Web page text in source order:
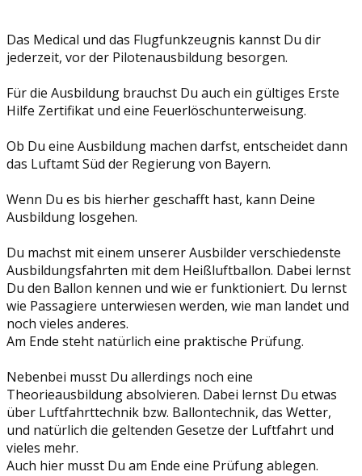
Das Medical und das Flugfunkzeugnis kannst Du dir
jederzeit, vor der Pilotenausbildung besorgen.
Für die Ausbildung brauchst Du auch ein gültiges Erste
Hilfe Zertifikat und eine Feuerlöschunterweisung.
Ob Du eine Ausbildung machen darfst, entscheidet dann
das Luftamt Süd der Regierung von Bayern.
Wenn Du es bis hierher geschafft hast, kann Deine
Ausbildung losgehen.
Du machst mit einem unserer Ausbilder verschiedenste
Ausbildungsfahrten mit dem Heißluftballon. Dabei lernst
Du den Ballon kennen und wie er funktioniert. Du lernst
wie Passagiere unterwiesen werden, wie man landet und
noch vieles anderes.
Am Ende steht natürlich eine praktische Prüfung.
Nebenbei musst Du allerdings noch eine
Theorieausbildung absolvieren. Dabei lernst Du etwas
über Luftfahrttechnik bzw. Ballontechnik, das Wetter,
und natürlich die geltenden Gesetze der Luftfahrt und
vieles mehr.
Auch hier musst Du am Ende eine Prüfung ablegen.